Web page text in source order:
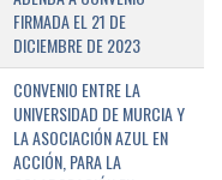
FIRMADA EL 21 DE
DICIEMBRE DE 2023
CONVENIO ENTRE LA
UNIVERSIDAD DE MURCIA Y
LA ASOCIACIÓN AZUL EN
ACCIÓN, PARA LA